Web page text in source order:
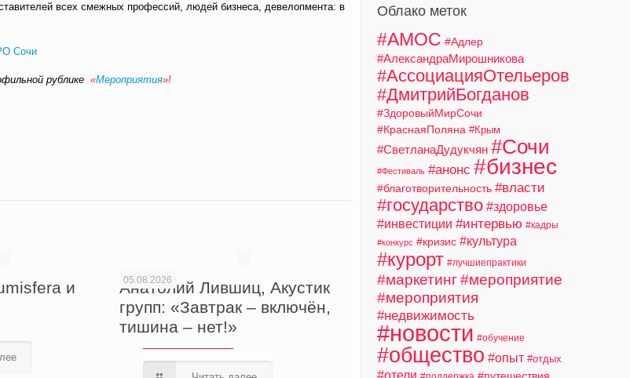
всех смежных профессий, людей бизнеса, девелопмента: в
Сочи
рублике «Мероприятия»!
и
05.08.2026
Анатолий Лившиц, Акустик
групп: «Завтрак – включён,
тишина – нет!»
Облако меток
#АМОС #Адлер
#АлександраМирошникова
#АссоциацияОтельеров
#ДмитрийБогданов
#ЗдоровыйМирСочи
#КраснаяПоляна #Крым
#СветланаДудукчян #Сочи
#Фестиваль #анонс #бизнес
#благотворительность #власти
#государство #здоровье
#инвестиции #интервью #кадры
#конкурс #кризис #культура
#курорт #лучшиепрактики
#маркетинг #мероприятие
#мероприятия
#недвижимость
#новости #обучение
#общество #опыт #отдых
#отели